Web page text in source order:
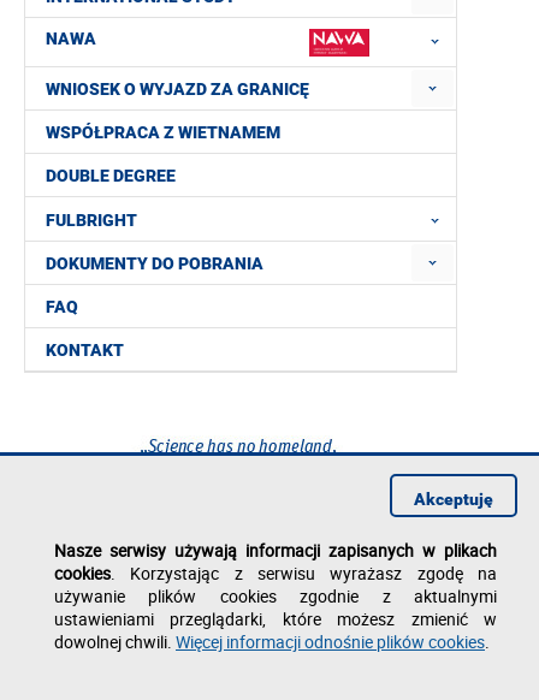
NAWA
WNIOSEK O WYJAZD ZA GRANICĘ
WSPÓŁPRACA Z WIETNAMEM
DOUBLE DEGREE
FULBRIGHT
DOKUMENTY DO POBRANIA
FAQ
KONTAKT
Nasze serwisy używają informacji zapisanych w plikach
cookies. Korzystając z serwisu wyrażasz zgodę na
używanie plików cookies zgodnie z aktualnymi
ustawieniami przeglądarki, które możesz zmienić w
dowolnej chwili. Więcej informacji odnośnie plików cookies.
Akceptuję